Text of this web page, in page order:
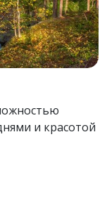
и красотой